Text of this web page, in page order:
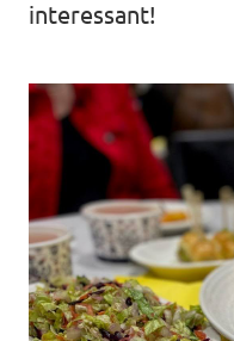
interessant!